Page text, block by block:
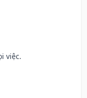
việc.